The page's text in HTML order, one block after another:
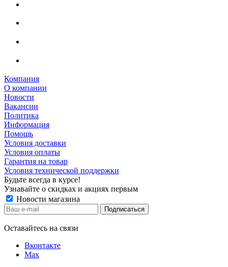
Компания
О компании
Новости
Вакансии
Политика
Информация
Помощь
Условия доставки
Условия оплаты
Гарантия на товар
Условия технической поддержки
Будьте всегда в курсе!
Узнавайте о скидках и акциях первым
Новости магазина
Оставайтесь на связи
Вконтакте
Max